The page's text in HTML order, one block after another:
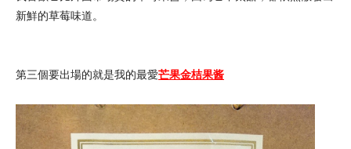
新鮮的草莓味道。
第三個要出場的就是我的最愛芒果金桔果酱